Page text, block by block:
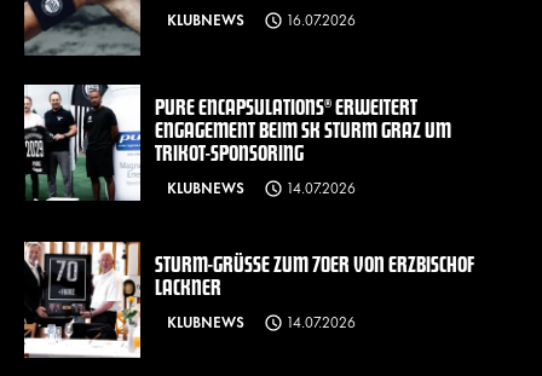
KLUBNEWS 16.07.2026
PURE ENCAPSULATIONS® ERWEITERT
ENGAGEMENT BEIM SK STURM GRAZ UM
TRIKOT-SPONSORING
KLUBNEWS 14.07.2026
STURM-GRÜSSE ZUM 70ER VON ERZBISCHOF L
ACKNER
KLUBNEWS 14.07.2026